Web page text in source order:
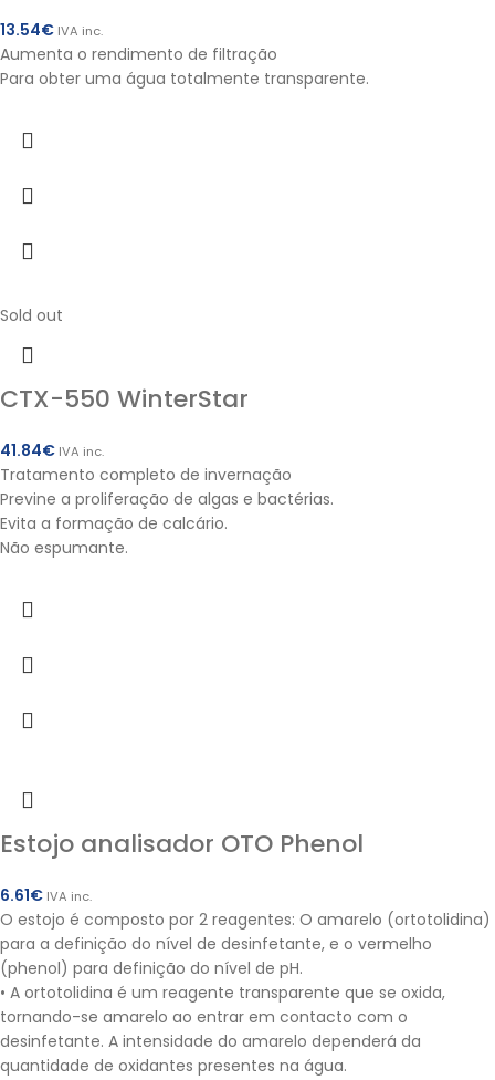
13.54€ IVA inc.
Aumenta o rendimento de filtração
Para obter uma água totalmente transparente.
Sold out
CTX-550 WinterStar
41.84€ IVA inc.
Tratamento completo de invernação
Previne a proliferação de algas e bactérias.
Evita a formação de calcário.
Não espumante.
Estojo analisador OTO Phenol
6.61€ IVA inc.
O estojo é composto por 2 reagentes: O amarelo (ortotolidina)
para a definição do nível de desinfetante, e o vermelho
(phenol) para definição do nível de pH.
• A ortotolidina é um reagente transparente que se oxida,
tornando-se amarelo ao entrar em contacto com o
desinfetante. A intensidade do amarelo dependerá da
quantidade de oxidantes presentes na água.